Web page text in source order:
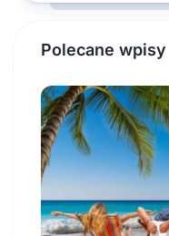
Polecane wpisy